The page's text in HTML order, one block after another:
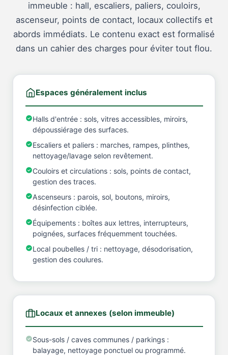
immeuble : hall, escaliers, paliers, couloirs,
ascenseur, points de contact, locaux collectifs et
abords immédiats. Le contenu exact est formalisé
dans un cahier des charges pour éviter tout flou.
Espaces généralement inclus
Halls d'entrée : sols, vitres accessibles, miroirs,
dépoussiérage des surfaces.
Escaliers et paliers : marches, rampes, plinthes,
nettoyage/lavage selon revêtement.
Couloirs et circulations : sols, points de contact,
gestion des traces.
Ascenseurs : parois, sol, boutons, miroirs,
désinfection ciblée.
Équipements : boîtes aux lettres, interrupteurs,
poignées, surfaces fréquemment touchées.
Local poubelles / tri : nettoyage, désodorisation,
gestion des coulures.
Locaux et annexes (selon immeuble)
Sous-sols / caves communes / parkings :
balayage, nettoyage ponctuel ou programmé.